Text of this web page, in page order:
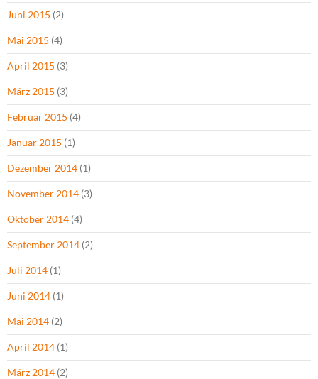
Juni 2015 (2)
Mai 2015 (4)
April 2015 (3)
März 2015 (3)
Februar 2015 (4)
Januar 2015 (1)
Dezember 2014 (1)
November 2014 (3)
Oktober 2014 (4)
September 2014 (2)
Juli 2014 (1)
Juni 2014 (1)
Mai 2014 (2)
April 2014 (1)
März 2014 (2)